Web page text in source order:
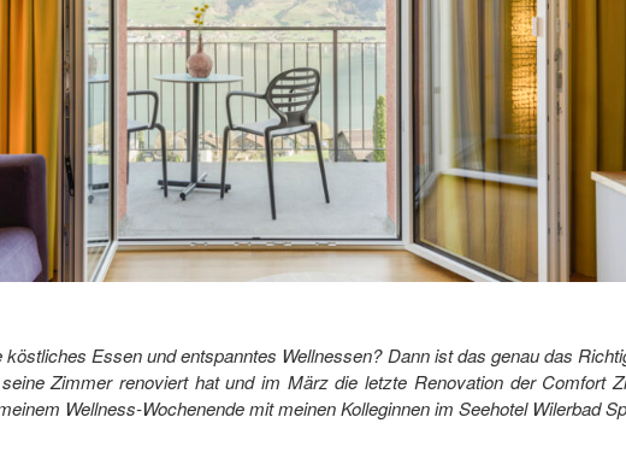
Essen und entspanntes Wellnessen? Dann ist das genau das
Zimmer renoviert hat und im März die letzte Renovation der Comfort
Wellness-Wochenende mit meinen Kolleginnen im Seehotel Wilerbad